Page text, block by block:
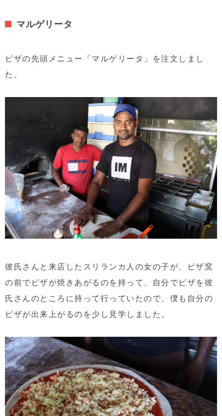
マルゲリータ
ピザの先頭メニュー「マルゲリータ」を注文しまし
た。
彼氏さんと来店したスリランカ人の女の子が、ピザ窯
の前でピザが焼きあがるのを持って、自分でピザを彼
氏さんのところに持って行っていたので、僕も自分の
ピザが出来上がるのを少し見学しました。